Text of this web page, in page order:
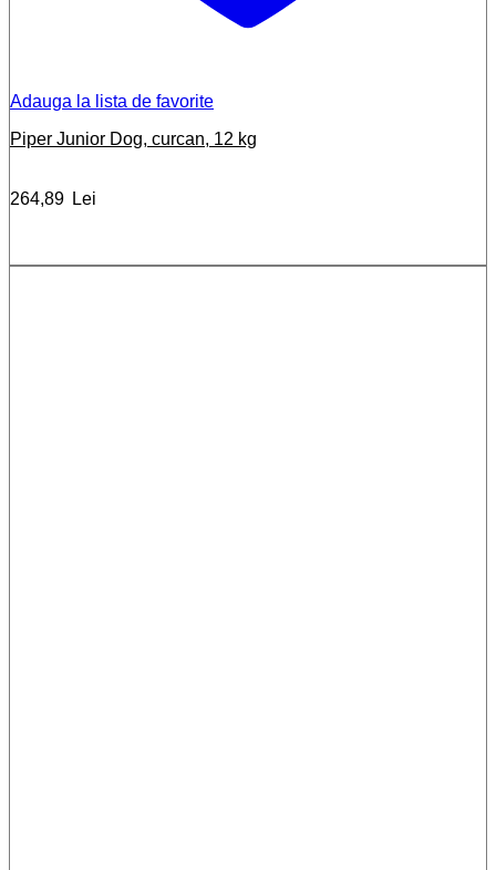
Adauga la lista de favorite
Piper Junior Dog, curcan, 12 kg
264,89 Lei